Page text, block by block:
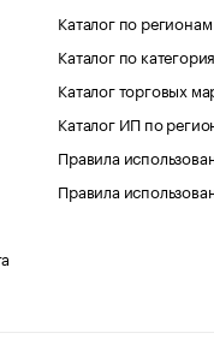
Каталог по регионам
Каталог по
Каталог торговых
Каталог ИП по
Правила
Правила